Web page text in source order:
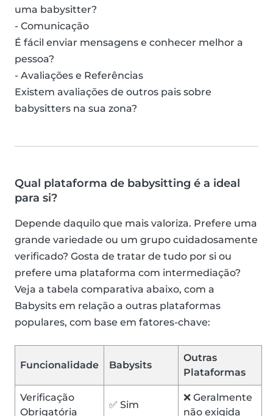
uma babysitter?
- Comunicação
É fácil enviar mensagens e conhecer melhor a
pessoa?
- Avaliações e Referências
Existem avaliações de outros pais sobre
babysitters na sua zona?
Qual plataforma de babysitting é a ideal
para si?
Depende daquilo que mais valoriza. Prefere uma
grande variedade ou um grupo cuidadosamente
verificado? Gosta de tratar de tudo por si ou
prefere uma plataforma com intermediação?
Veja a tabela comparativa abaixo, com a
Babysits em relação a outras plataformas
populares, com base em fatores-chave:
Funcionalidade Babysits
Outras
Plataformas
Verificação
Obrigatória
✅ Sim
❌ Geralmente
não exigida